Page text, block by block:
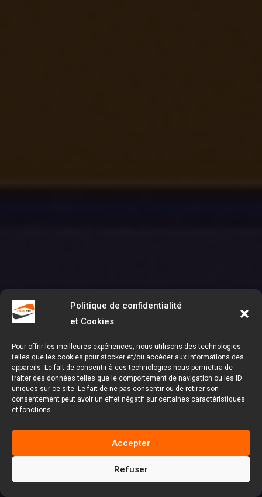
Politique de confidentialité
et Cookies
Pour offrir les meilleures expériences, nous utilisons des technologies
telles que les cookies pour stocker et/ou accéder aux informations des
appareils. Le fait de consentir à ces technologies nous permettra de
traiter des données telles que le comportement de navigation ou les ID
uniques sur ce site. Le fait de ne pas consentir ou de retirer son
consentement peut avoir un effet négatif sur certaines caractéristiques
et fonctions.
Accepter
Refuser